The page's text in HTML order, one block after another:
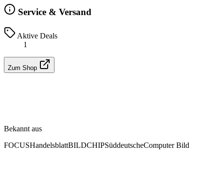
Service & Versand
Aktive Deals
1
Zum Shop
Bekannt aus
FOCUSHandelsblattBILDCHIPSüddeutscheComputer Bild